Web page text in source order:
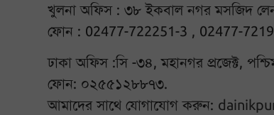
খুলনা অফিস : ৩৮ ইকবাল নগর মসজিদ
ফোন : 02477-722251-3 , 02477-
ঢাকা অফিস :সি -৩৪, মহানগর প্রজেক্ট,
ফোন: ০২৫৫১২৮৮৭৩.
আমাদের সাথে যোগাযোগ করুন: